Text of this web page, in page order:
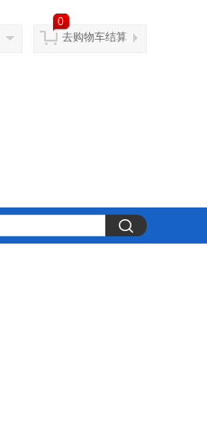
0
去购物车结算